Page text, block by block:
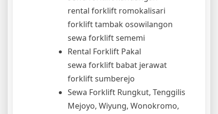
rental forklift romokalisari
forklift tambak osowilangon
sewa forklift sememi
Rental Forklift Pakal
sewa forklift babat jerawat
forklift sumberejo
Sewa Forklift Rungkut, Tenggilis
Mejoyo, Wiyung, Wonokromo,